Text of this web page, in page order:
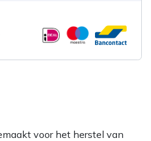
voor het herstel van